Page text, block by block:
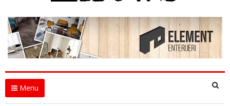
Menu